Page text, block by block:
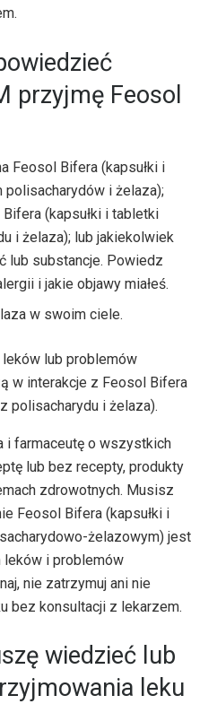
przyjmę Feosol
Feosol Bifera (kapsułki i
i żelaza);
(kapsułki i tabletki
i żelaza); lub jakiekolwiek
lub substancje. Powiedz
i jakie objawy miałeś.
w swoim ciele.
lub problemów
w interakcje z Feosol Bifera
polisacharydu i żelaza).
i farmaceutę o wszystkich
lub bez recepty, produkty
zdrowotnych. Musisz
Feosol Bifera (kapsułki i
żelazowym) jest
i problemów
nie zatrzymuj ani nie
bez konsultacji z lekarzem.
wiedzieć lub
leku